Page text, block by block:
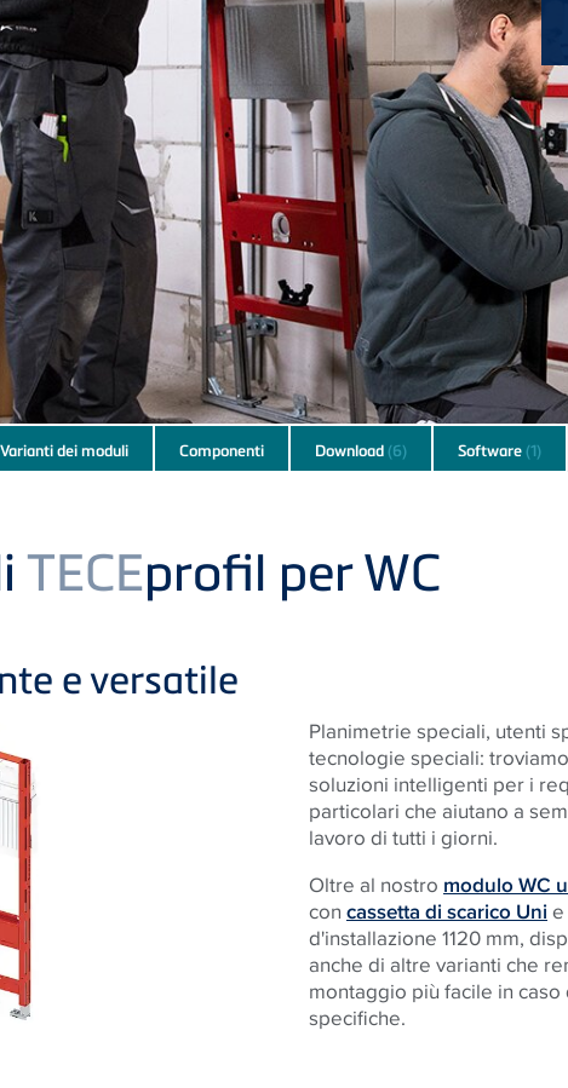
Varianti dei moduli Componenti Download (6) Software (1)
TECEprofil per WC
e versatile
Planimetrie speciali, utenti
tecnologie speciali:
soluzioni intelligenti per i
particolari che aiutano a
lavoro di tutti i giorni.
Oltre al nostro modulo WC
con cassetta di scarico Uni
d'installazione 1120 mm,
anche di altre varianti che
montaggio più facile in
specifiche.